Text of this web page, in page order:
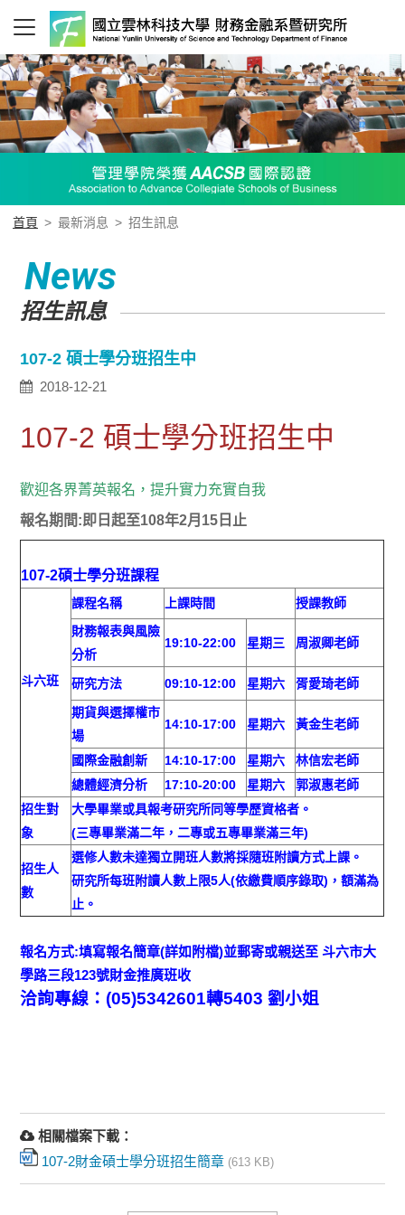
首頁 > 最新消息 > 招生訊息
News
招生訊息
107-2 碩士學分班招生中
2018-12-21
107-2 碩士學分班招生中
歡迎各界菁英報名，提升實力充實自我
報名期間:即日起至108年2月15日止
107-2碩士學分班課程
斗六班
課程名稱 上課時間
授課教師
財務報表與風險
分析
19:10-22:00 星期三 周淑卿老師
研究方法 09:10-12:00 星期六
胥愛琦老師
期貨與選擇權市
場
14:10-17:00 星期六 黃金生老師
國際金融創新 14:10-17:00 星期六
林信宏老師
總體經濟分析
17:10-20:00 星期六
郭淑惠老師
招生對
象
大學畢業或具報考研究所同等學歷資格者。
(三專畢業滿二年，二專或五專畢業滿三年)
招生人
數
選修人數未達獨立開班人數將採隨班附讀方式上課。
研究所每班附讀人數上限5人(依繳費順序錄取)，額滿為
止。
報名方式:填寫報名簡章(詳如附檔)並郵寄或親送至 斗六市大
學路三段123號財金推廣班收
洽詢專線： (05)5342601轉5403 劉小姐
相關檔案下載：
107-2財金碩士學分班招生簡章 (613 KB)